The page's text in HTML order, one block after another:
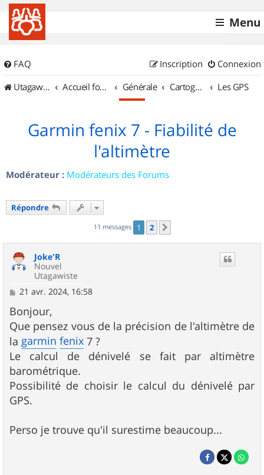
Menu
FAQ Connexion
Inscription
UtagawaVTT (Randos VTT et VTTAE avec traces GPS)
Accueil forum Générale Cartographie et GPS Les GPS
Garmin fenix 7 - Fiabilité de
l'altimètre
Modérateur : Modérateurs des Forums
Répondre
11 messages 1 2
Joke'R
Nouvel
Utagawiste
M
s
s
a
g
e
21 avr. 2024, 16:58
Bonjour,
Que pensez vous de la précision de l'altimètre de
la garmin fenix 7 ?
Le calcul de dénivelé se fait par altimètre
barométrique.
Possibilité de choisir le calcul du dénivelé par
GPS.
Perso je trouve qu'il surestime beaucoup...